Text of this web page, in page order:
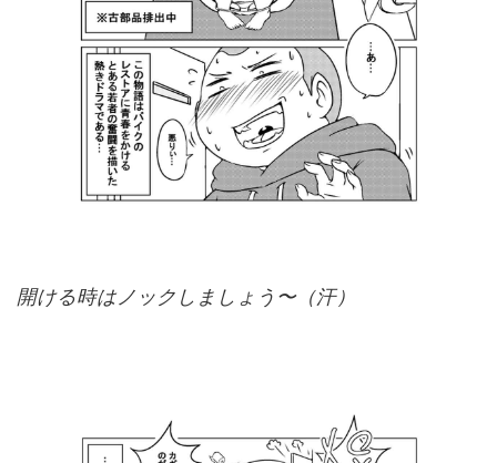
開ける時はノックしましょう〜（汗）